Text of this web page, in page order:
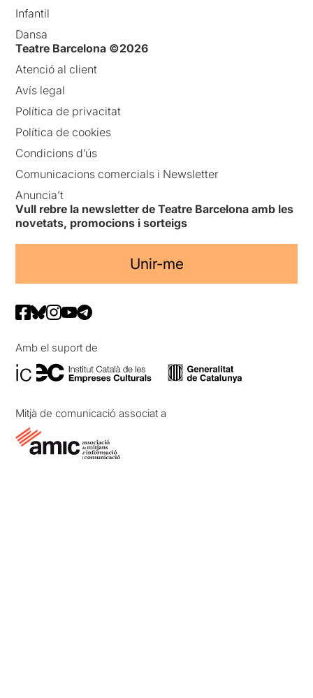
Infantil
Dansa
Teatre Barcelona ©2026
Atenció al client
Avís legal
Política de privacitat
Política de cookies
Condicions d’ús
Comunicacions comercials i Newsletter
Anuncia’t
Vull rebre la newsletter de Teatre Barcelona amb les
novetats, promocions i sorteigs
Unir-me
Amb el suport de
Mitjà de comunicació associat a